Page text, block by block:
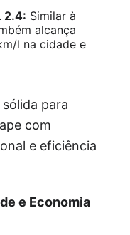
2.4: Similar à
alcança
l na cidade e
para
com
e eficiência
e Economia